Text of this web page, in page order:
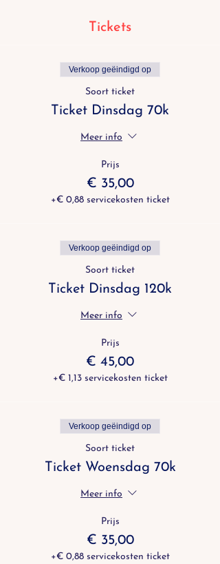
Tickets
Verkoop geëindigd op
Soort ticket
Ticket Dinsdag 70k
Meer info
Prijs
€ 35,00
+€ 0,88 servicekosten ticket
Verkoop geëindigd op
Soort ticket
Ticket Dinsdag 120k
Meer info
Prijs
€ 45,00
+€ 1,13 servicekosten ticket
Verkoop geëindigd op
Soort ticket
Ticket Woensdag 70k
Meer info
Prijs
€ 35,00
+€ 0,88 servicekosten ticket